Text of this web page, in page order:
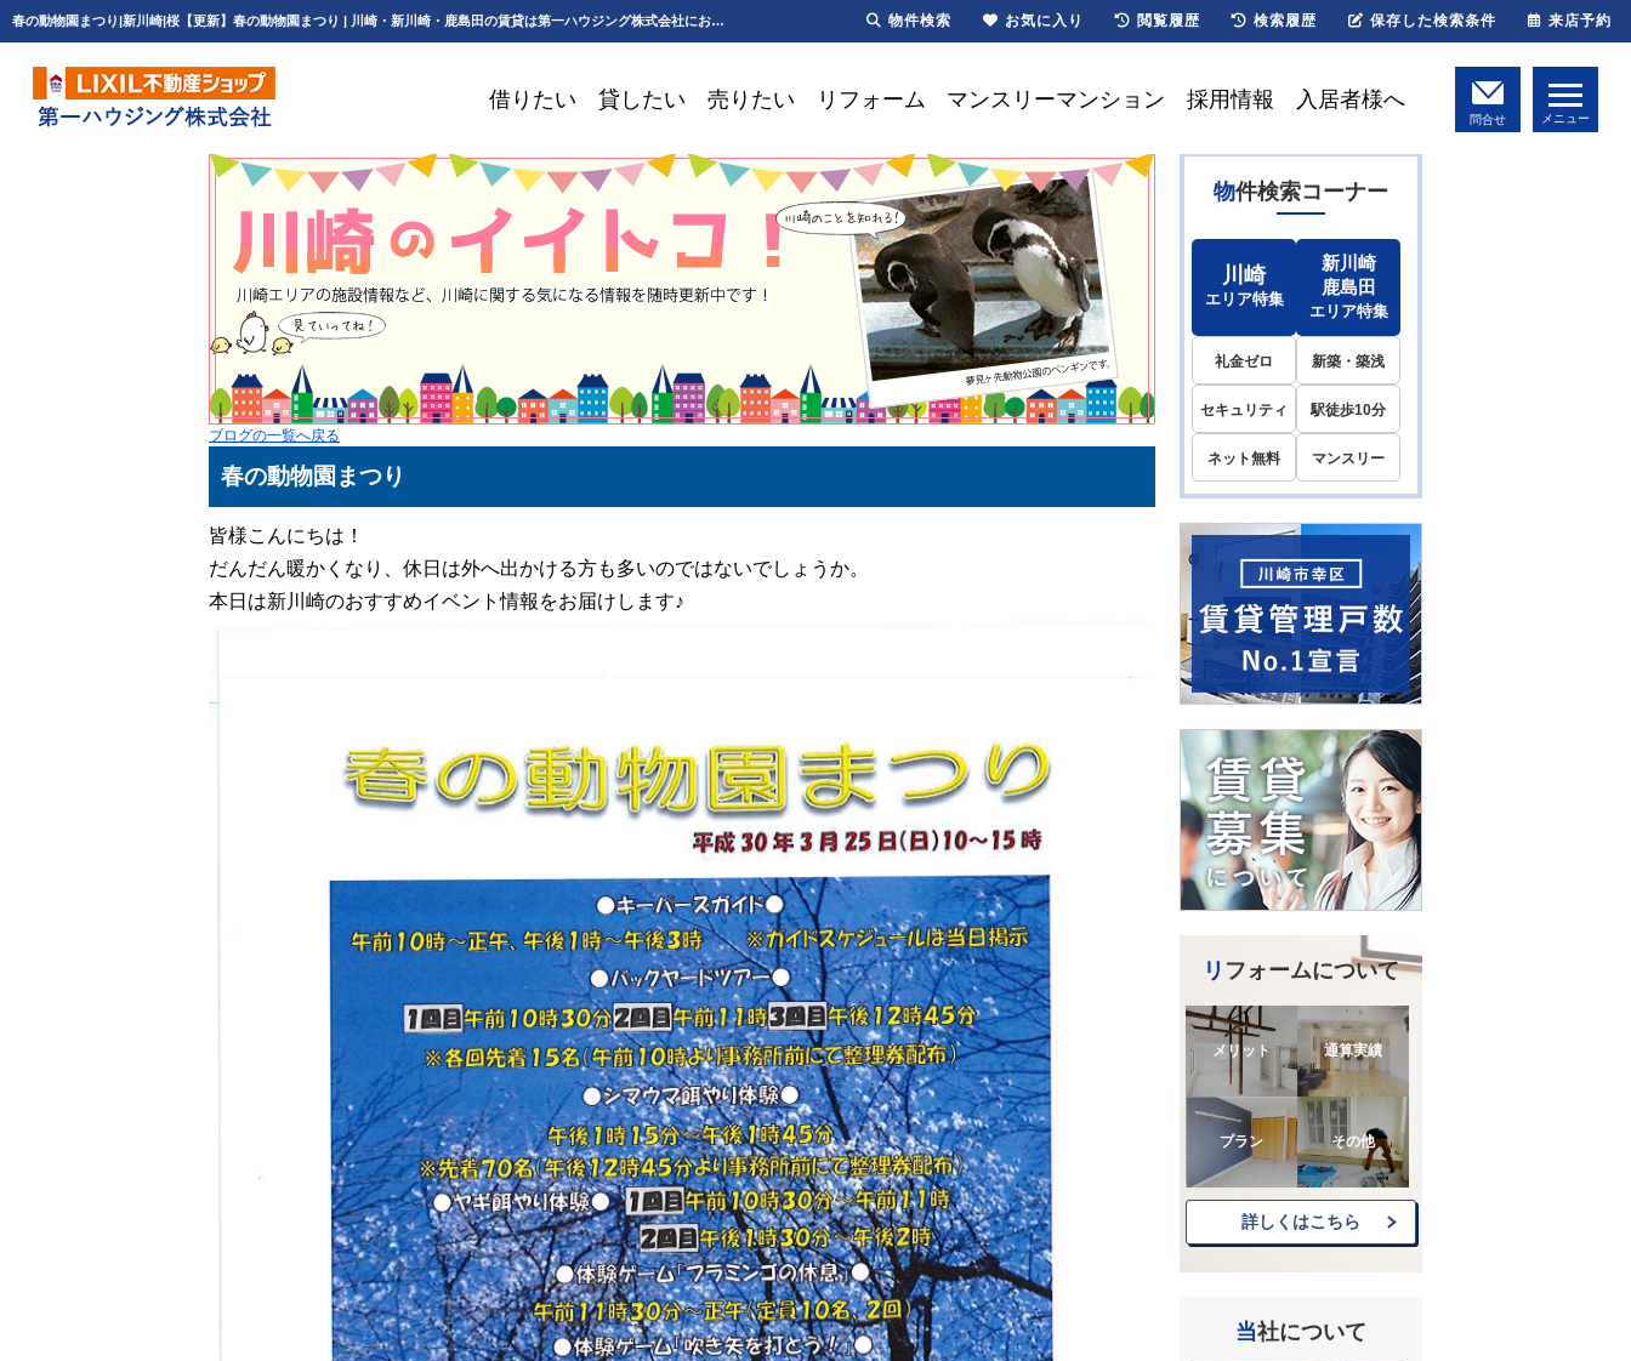
春の動物園まつり|新川崎|桜【更新】春の動物園まつり | 川崎・新川崎・鹿島田の賃貸は第一ハウジング株式会社にお任せ下さい！
借りたい 貸したい 売りたい リフォーム マンスリーマンション 採用情報 入居者様へ
問合せ メニュー
ブログの一覧へ戻る
春の動物園まつり
皆様こんにちは！
だんだん暖かくなり、休日は外へ出かける方も多いのではないでしょうか。
本日は新川崎のおすすめイベント情報をお届けします♪
物件検索コーナー
川崎
エリア特集
新川崎
鹿島田
エリア特集
礼金ゼロ 新築・築浅
セキュリティ 駅徒歩10分
ネット無料 マンスリー
リフォームについて
メリット 通算実績
プラン その他
詳しくはこちら
当社について
物件検索 お気に入り 閲覧履歴 検索履歴 保存した検索条件 来店予約